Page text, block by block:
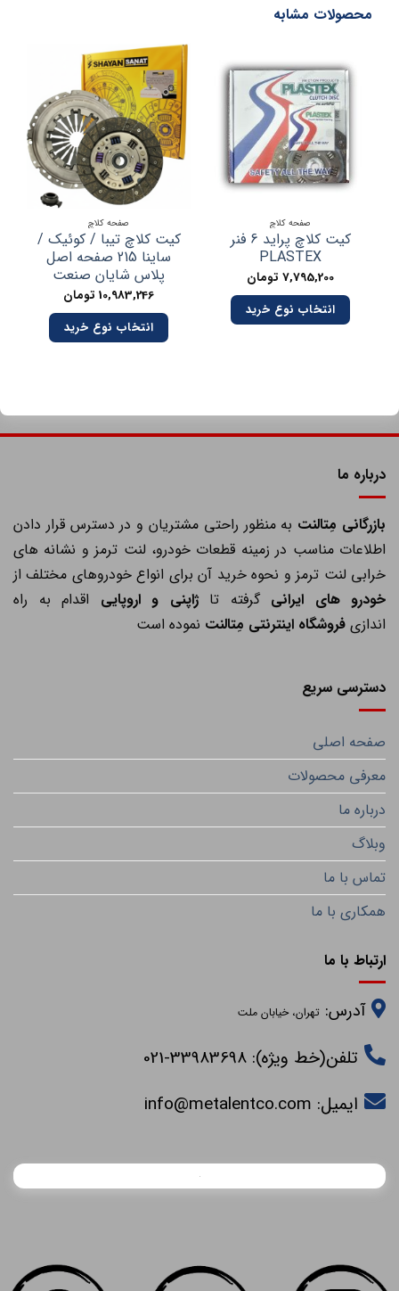
محصولات مشابه
صفحه کلاچ
کیت کلاچ پراید 6 فنر
PLASTEX
7,795,200تومان
انتخاب نوع خرید
صفحه کلاچ
کیت کلاچ تیبا / کوئیک /
ساینا 215 صفحه اصل
پلاس شایان صنعت
10,983,246تومان
انتخاب نوع خرید
درباره ما
بازرگانی مِتالنتبه منظور راحتی مشتریان و در دسترس قرار دادن
اطلاعات مناسب در زمینه قطعات خودرو، لنت ترمز و نشانه های
خرابی لنت ترمز و نحوه خرید آن برای انواع خودروهای مختلف از
خودرو های ایرانیگرفته تاژاپنی و اروپاییاقدام به راه
اندازیفروشگاه اینترنتی مِتالنتنموده است
دسترسی سریع
صفحه اصلی
معرفی محصولات
درباره ما
وبلاگ
تماس با ما
همکاری با ما
ارتباط با ما
آدرس:تهران، خیابان ملت
تلفن(خط ویژه): 33983698-021
ایمیل:info@metalentco.com